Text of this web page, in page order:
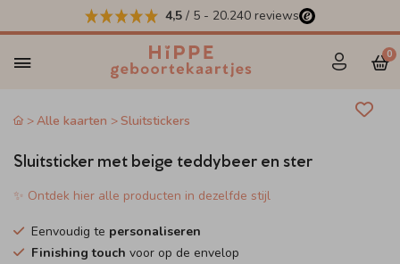
4,5 / 5 - 20.240 reviews
0
Alle kaarten Sluitstickers
Sluitsticker met beige teddybeer en ster
✨ Ontdek hier alle producten in dezelfde stijl
Eenvoudig te personaliseren
Finishing touch voor op de envelop